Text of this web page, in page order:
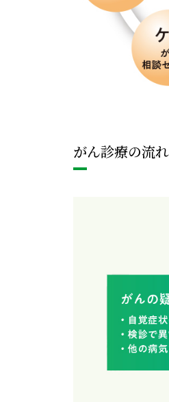
がん診療の流れ